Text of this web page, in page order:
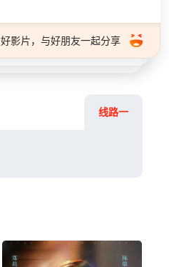
好影片，与好朋友一起分享
线路一